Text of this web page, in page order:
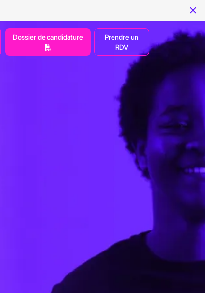
Dossier de candidature
Prendre un
RDV